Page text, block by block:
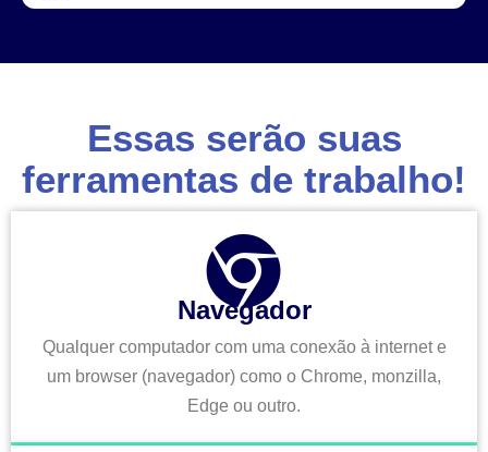
Essas serão suas
ferramentas de trabalho!
Navegador
Qualquer computador com uma conexão à internet e
um browser (navegador) como o Chrome, monzilla,
Edge ou outro.